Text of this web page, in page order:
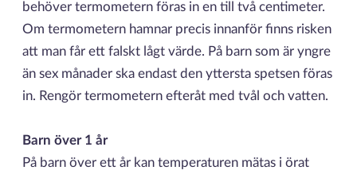
behöver termometern föras in en till två centimeter.
Om termometern hamnar precis innanför finns risken
att man får ett falskt lågt värde. På barn som är yngre
än sex månader ska endast den yttersta spetsen föras
in. Rengör termometern efteråt med tvål och vatten.
Barn över 1 år
På barn över ett år kan temperaturen mätas i örat